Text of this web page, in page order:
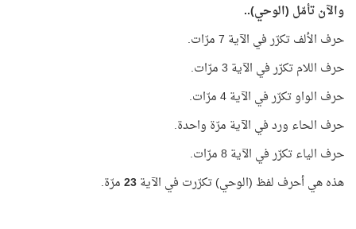
والآن تأمّل (الوحي)..
حرف الألف تكرّر في الآية 7 مرّات.
حرف اللام تكرّر في الآية 3 مرّات.
حرف الواو تكرّر في الآية 4 مرّات.
حرف الحاء ورد في الآية مرّة واحدة.
حرف الياء تكرّر في الآية 8 مرّات.
هذه هي أحرف لفظ (الوحي) تكرّرت في الآية23مرّة.